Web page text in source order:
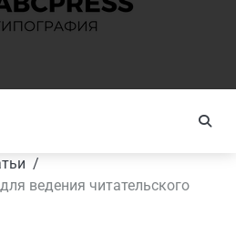
ведения читательского